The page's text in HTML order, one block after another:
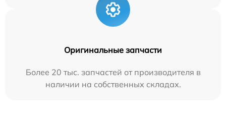
Оригинальные запчасти
Более 20 тыс. запчастей от производителя в
наличии на собственных складах.